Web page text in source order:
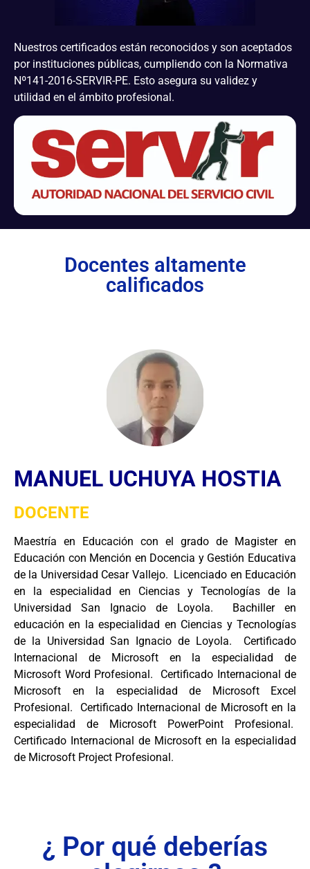
Nuestros certificados están reconocidos y son aceptados
por instituciones públicas, cumpliendo con la Normativa
Nº141-2016-SERVIR-PE. Esto asegura su validez y
utilidad en el ámbito profesional.
Docentes altamente
calificados
MANUEL UCHUYA HOSTIA
DOCENTE
Maestría en Educación con el grado de Magister en
Educación con Mención en Docencia y Gestión Educativa
de la Universidad Cesar Vallejo. Licenciado en Educación
en la especialidad en Ciencias y Tecnologías de la
Universidad San Ignacio de Loyola. Bachiller en
educación en la especialidad en Ciencias y Tecnologías
de la Universidad San Ignacio de Loyola. Certificado
Internacional de Microsoft en la especialidad de
Microsoft Word Profesional. Certificado Internacional de
Microsoft en la especialidad de Microsoft Excel
Profesional. Certificado Internacional de Microsoft en la
especialidad de Microsoft PowerPoint Profesional.
Certificado Internacional de Microsoft en la especialidad
de Microsoft Project Profesional.
¿ Por qué deberías